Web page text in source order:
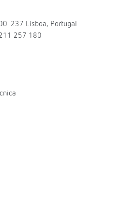
237 Lisboa, Portugal
257 180